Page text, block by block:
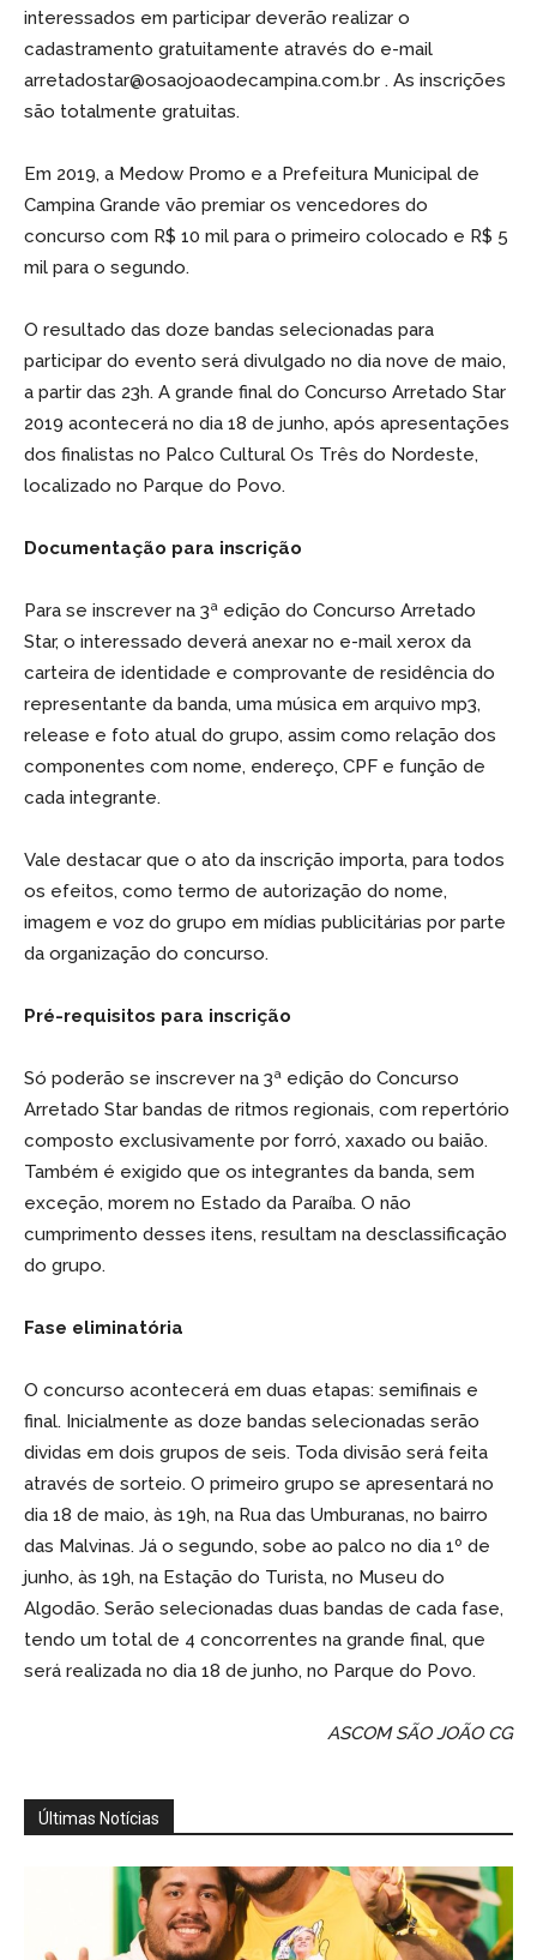
interessados em participar deverão realizar o
cadastramento gratuitamente através do e-mail
arretadostar@osaojoaodecampina.com.br . As inscrições
são totalmente gratuitas.
Em 2019, a Medow Promo e a Prefeitura Municipal de
Campina Grande vão premiar os vencedores do
concurso com R$ 10 mil para o primeiro colocado e R$ 5
mil para o segundo.
O resultado das doze bandas selecionadas para
participar do evento será divulgado no dia nove de maio,
a partir das 23h. A grande final do Concurso Arretado Star
2019 acontecerá no dia 18 de junho, após apresentações
dos finalistas no Palco Cultural Os Três do Nordeste,
localizado no Parque do Povo.
Documentação para inscrição
Para se inscrever na 3ª edição do Concurso Arretado
Star, o interessado deverá anexar no e-mail xerox da
carteira de identidade e comprovante de residência do
representante da banda, uma música em arquivo mp3,
release e foto atual do grupo, assim como relação dos
componentes com nome, endereço, CPF e função de
cada integrante.
Vale destacar que o ato da inscrição importa, para todos
os efeitos, como termo de autorização do nome,
imagem e voz do grupo em mídias publicitárias por parte
da organização do concurso.
Pré-requisitos para inscrição
Só poderão se inscrever na 3ª edição do Concurso
Arretado Star bandas de ritmos regionais, com repertório
composto exclusivamente por forró, xaxado ou baião.
Também é exigido que os integrantes da banda, sem
exceção, morem no Estado da Paraíba. O não
cumprimento desses itens, resultam na desclassificação
do grupo.
Fase eliminatória
O concurso acontecerá em duas etapas: semifinais e
final. Inicialmente as doze bandas selecionadas serão
dividas em dois grupos de seis. Toda divisão será feita
através de sorteio. O primeiro grupo se apresentará no
dia 18 de maio, às 19h, na Rua das Umburanas, no bairro
das Malvinas. Já o segundo, sobe ao palco no dia 1º de
junho, às 19h, na Estação do Turista, no Museu do
Algodão. Serão selecionadas duas bandas de cada fase,
tendo um total de 4 concorrentes na grande final, que
será realizada no dia 18 de junho, no Parque do Povo.
ASCOM SÃO JOÃO CG
Últimas Notícias